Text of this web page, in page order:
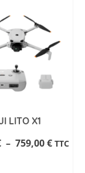
LITO X1
– 759,00€Plage
TTC